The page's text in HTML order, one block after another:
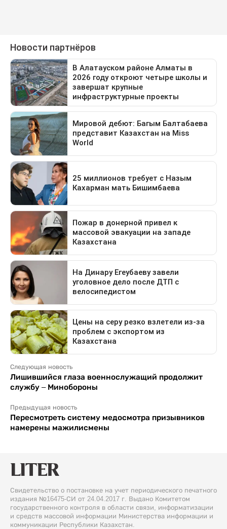
Следующая новость
Лишившийся глаза военнослужащий продолжит
службу – Минобороны
Предыдущая новость
Пересмотреть систему медосмотра призывников
намерены мажилисмены
Свидетельство о постановке на учет периодического печатного
издания №16475-СИ от 24.04.2017 г. Выдано Комитетом
государственного контроля в области связи, информатизации
и средств массовой информации Министерства информации и
коммуникации Республики Казахстан.